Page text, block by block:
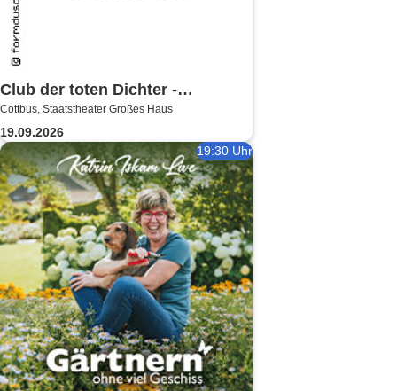
Club der toten Dichter -
Staatstheater Cottbus
Cottbus, Staatstheater Großes Haus
19.09.2026
19:30 Uhr